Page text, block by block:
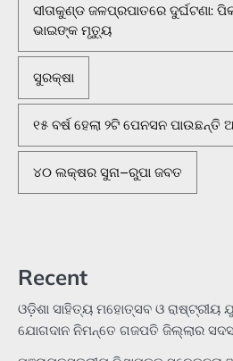
ସୀତାକୁଣ୍ଡ ଜଳପ୍ରପାତରେ ଦୁର୍ଘଟଣା:
ଭାଇଙ୍କ ମୃତ୍ୟୁ
ସୁରକ୍ଷା
୧୫ ବର୍ଷ ହେଲା ୨ଟି ପେନସନ
୪୦ ଲକ୍ଷର ସୁନା–ରୁପା ଜବତ
Recent
ଓଡ଼ିଶା ସାହିତ୍ୟ ମହୋତ୍ସବ ଓ ରାଷ୍ଟ୍ରୀୟ
ଯୋଗଦାନ ନିମନ୍ତେ ଗଜପତି ଜିଲ୍ଲାର